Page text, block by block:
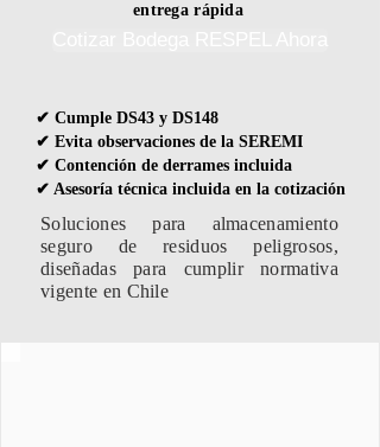
entrega rápida
✔ Cumple DS43 y DS148
✔ Evita observaciones de la SEREMI
✔ Contención de derrames incluida
✔ Asesoría técnica incluida en la cotización
Soluciones para almacenamiento
seguro de residuos peligrosos,
diseñadas para cumplir normativa
vigente en Chile